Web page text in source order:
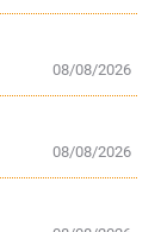
08/08/2026
08/08/2026